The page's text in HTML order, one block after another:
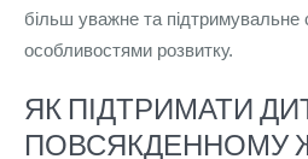
більш уважне та підтримувальне
особливостями розвитку.
ЯК ПІДТРИМАТИ
ПОВСЯКДЕННОМУ